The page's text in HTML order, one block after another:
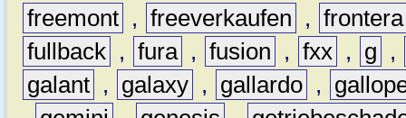
freemont , freeverkaufen , frontera
fullback , fura , fusion , fxx , g
,
galant , galaxy , gallardo ,